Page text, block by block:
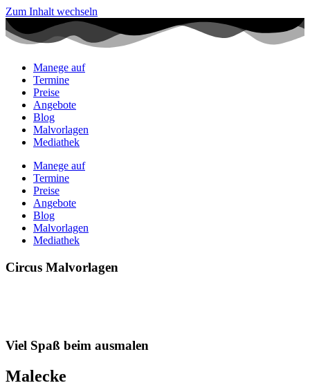
Zum Inhalt wechseln
Manege auf
Termine
Preise
Angebote
Blog
Malvorlagen
Mediathek
Manege auf
Termine
Preise
Angebote
Blog
Malvorlagen
Mediathek
Circus Malvorlagen
Viel Spaß beim ausmalen
Malecke